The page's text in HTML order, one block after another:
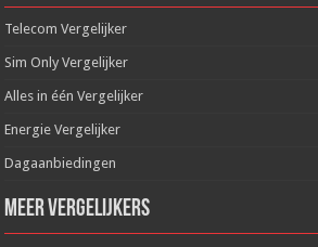
Telecom Vergelijker
Sim Only Vergelijker
Alles in één Vergelijker
Energie Vergelijker
Dagaanbiedingen
Meer Vergelijkers